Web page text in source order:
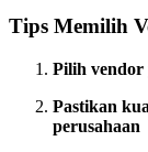
Tips Memilih
Pilih vendor
Pastikan
perusahaan